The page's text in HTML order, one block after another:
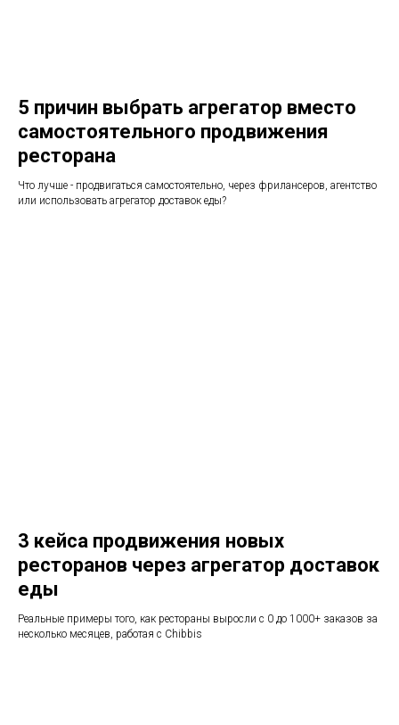
5 причин выбрать агрегатор вместо
самостоятельного продвижения
ресторана
Что лучше - продвигаться самостоятельно, через фрилансеров, агентство
или использовать агрегатор доставок еды?
3 кейса продвижения новых
ресторанов через агрегатор доставок
еды
Реальные примеры того, как рестораны выросли с 0 до 1000+ заказов за
несколько месяцев, работая с Chibbis